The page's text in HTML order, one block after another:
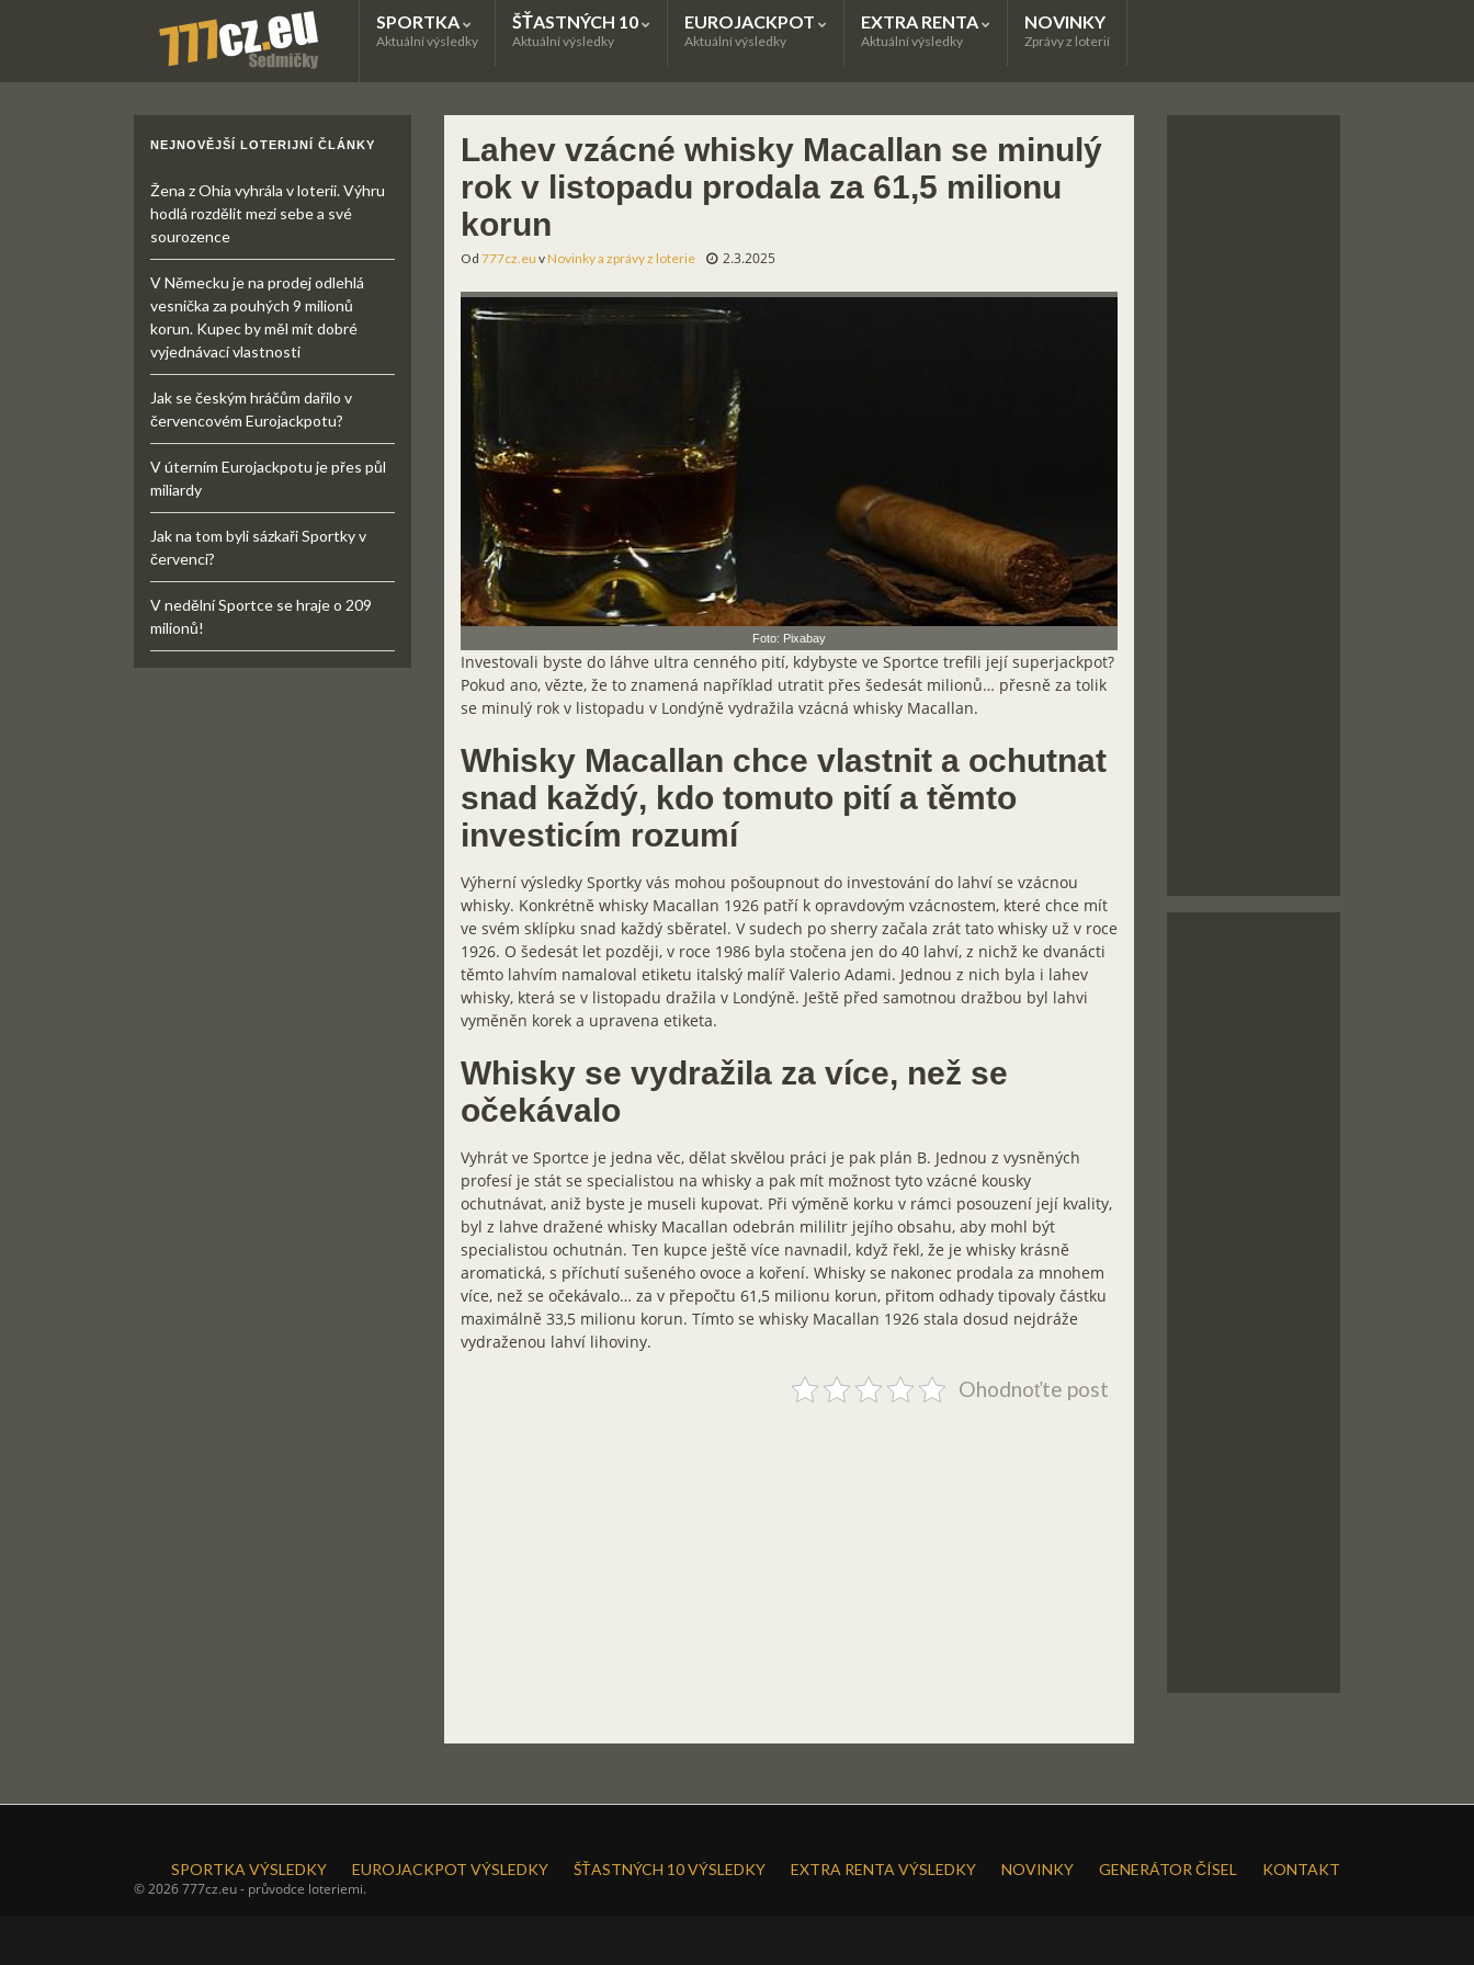
SPORTKA
Aktuální výsledky
ŠŤASTNÝCH 10
Aktuální výsledky
EUROJACKPOT
Aktuální výsledky
EXTRA RENTA
Aktuální výsledky
NOVINKY
Zprávy z loterií
Lahev vzácné whisky Macallan se minulý
rok v listopadu prodala za 61,5 milionu
korun
Od 777cz.eu vNovinky a zprávy z loterie 2.3.2025
Foto: Pixabay
Investovali byste do láhve ultra cenného pití, kdybyste ve Sportce trefili její superjackpot?
Pokud ano, vězte, že to znamená například utratit přes šedesát milionů… přesně za tolik
se minulý rok v listopadu v Londýně vydražila vzácná whisky Macallan.
Whisky Macallan chce vlastnit a ochutnat
snad každý, kdo tomuto pití a těmto
investicím rozumí
Výherní výsledky Sportky vás mohou pošoupnout do investování do lahví se vzácnou
whisky. Konkrétně whisky Macallan 1926 patří k opravdovým vzácnostem, které chce mít
ve svém sklípku snad každý sběratel. V sudech po sherry začala zrát tato whisky už v roce
1926. O šedesát let později, v roce 1986 byla stočena jen do 40 lahví, z nichž ke dvanácti
těmto lahvím namaloval etiketu italský malíř Valerio Adami. Jednou z nich byla i lahev
whisky, která se v listopadu dražila v Londýně. Ještě před samotnou dražbou byl lahvi
vyměněn korek a upravena etiketa.
Whisky se vydražila za více, než se
očekávalo
Vyhrát ve Sportce je jedna věc, dělat skvělou práci je pak plán B. Jednou z vysněných
profesí je stát se specialistou na whisky a pak mít možnost tyto vzácné kousky
ochutnávat, aniž byste je museli kupovat. Při výměně korku v rámci posouzení její kvality,
byl z lahve dražené whisky Macallan odebrán mililitr jejího obsahu, aby mohl být
specialistou ochutnán. Ten kupce ještě více navnadil, když řekl, že je whisky krásně
aromatická, s příchutí sušeného ovoce a koření. Whisky se nakonec prodala za mnohem
více, než se očekávalo… za v přepočtu 61,5 milionu korun, přitom odhady tipovaly částku
maximálně 33,5 milionu korun. Tímto se whisky Macallan 1926 stala dosud nejdráže
vydraženou lahví lihoviny.
Ohodnoťte post
NEJNOVĚJŠÍ LOTERIJNÍ ČLÁNKY
Žena z Ohia vyhrála v loterii. Výhru
hodlá rozdělit mezi sebe a své
sourozence
V Německu je na prodej odlehlá
vesnička za pouhých 9 milionů
korun. Kupec by měl mít dobré
vyjednávací vlastnosti
Jak se českým hráčům dařilo v
červencovém Eurojackpotu?
V úterním Eurojackpotu je přes půl
miliardy
Jak na tom byli sázkaři Sportky v
červenci?
V nedělní Sportce se hraje o 209
milionů!
SPORTKA VÝSLEDKY EUROJACKPOT VÝSLEDKY ŠŤASTNÝCH 10 VÝSLEDKY EXTRA RENTA VÝSLEDKY NOVINKY GENERÁTOR ČÍSEL
KONTAKT
© 2026 777cz.eu - průvodce loteriemi.